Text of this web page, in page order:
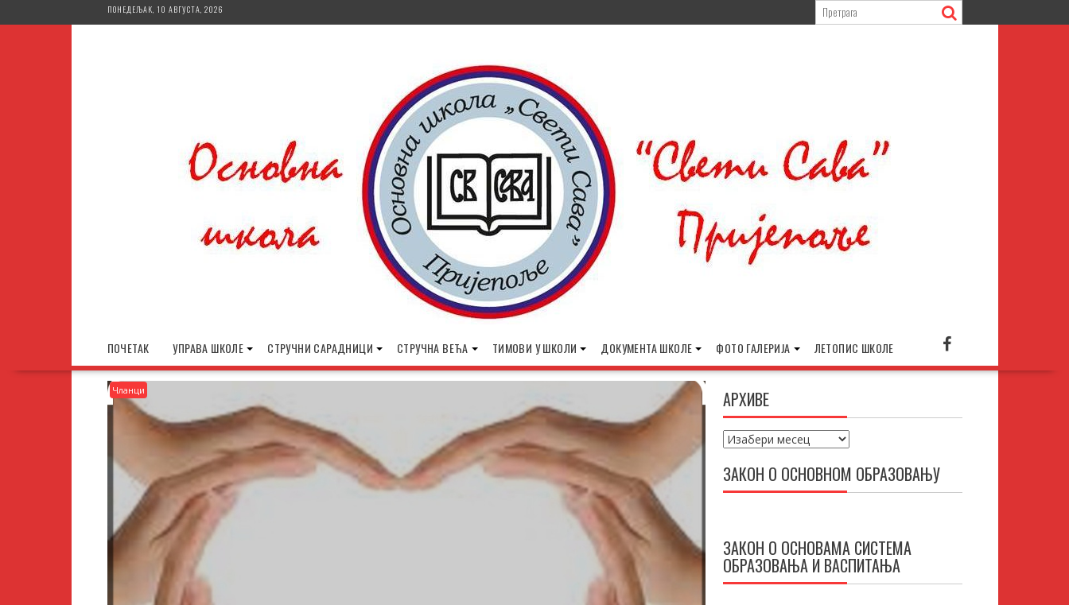
to
ПОНЕДЕЉАК, 10 АВГУСТА, 2026
ПОЧЕТАК УПРАВА ШКОЛЕ СТРУЧНИ САРАДНИЦИ СТРУЧНА ВЕЋА ТИМОВИ У ШКОЛИ ДОКУМЕНТА ШКОЛЕ ФОТО ГАЛЕРИЈА ЛЕТОПИС ШКОЛЕ
Чланци АРХИВЕ
Архиве
ЗАКОН О ОСНОВНОМ ОБРАЗОВАЊУ
ЗАКОН О ОСНОВАМА СИСТЕМА
ОБРАЗОВАЊА И ВАСПИТАЊА